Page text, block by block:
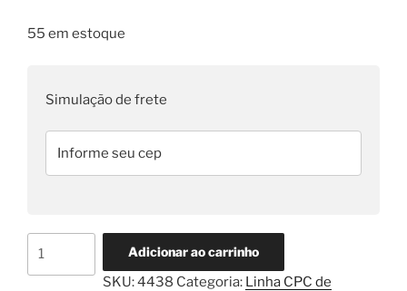
55 em estoque
Simulação de frete
Adicionar ao carrinho
SKU:4438 Categoria: Linha CPC de